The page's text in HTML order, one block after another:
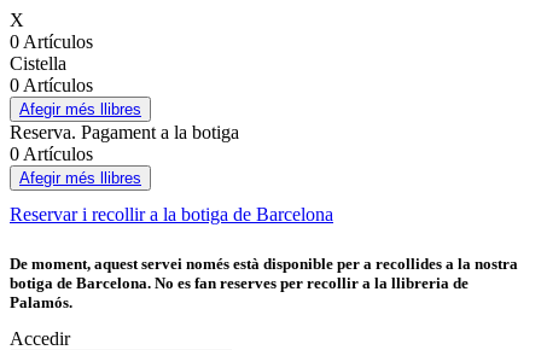
X
0 Artículos
Cistella
0 Artículos
Afegir més llibres
Reserva. Pagament a la botiga
0 Artículos
Afegir més llibres
Reservar i recollir a la botiga de Barcelona
De moment, aquest servei només està disponible per a recollides a la nostra
botiga de Barcelona. No es fan reserves per recollir a la llibreria de
Palamós.
Accedir